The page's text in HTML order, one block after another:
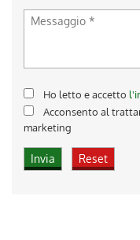
Ho letto e accetto
Acconsento al
marketing